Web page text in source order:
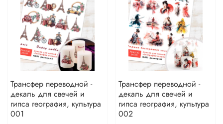
Трансфер переводной -
декаль для свечей и
гипса география, культура
001
Трансфер переводной -
декаль для свечей и
гипса география, культура
002